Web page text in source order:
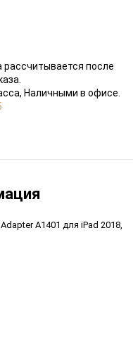
рассчитывается после
Наличными в офисе.
A1401 для iPad 2018,